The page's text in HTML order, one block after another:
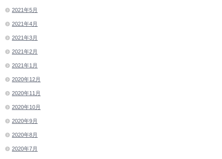
2021年5月
2021年4月
2021年3月
2021年2月
2021年1月
2020年12月
2020年11月
2020年10月
2020年9月
2020年8月
2020年7月